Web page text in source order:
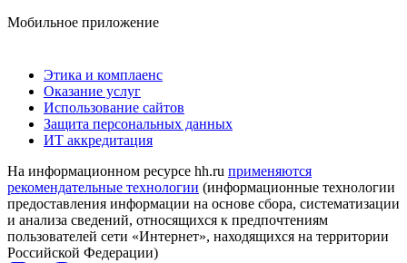
Мобильное приложение
Этика и комплаенс
Оказание услуг
Использование сайтов
Защита персональных данных
ИТ аккредитация
На информационном ресурсе hh.ru применяются
рекомендательные технологии (информационные технологии
предоставления информации на основе сбора, систематизации
и анализа сведений, относящихся к предпочтениям
пользователей сети «Интернет», находящихся на территории
Российской Федерации)